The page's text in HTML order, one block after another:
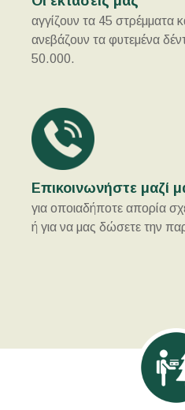
αγγίζουν τα 45 στρέμματα
ανεβάζουν τα φυτεμένα
50.000.
Επικοινωνήστε μαζί
για οποιαδήποτε απορία
ή για να μας δώσετε την